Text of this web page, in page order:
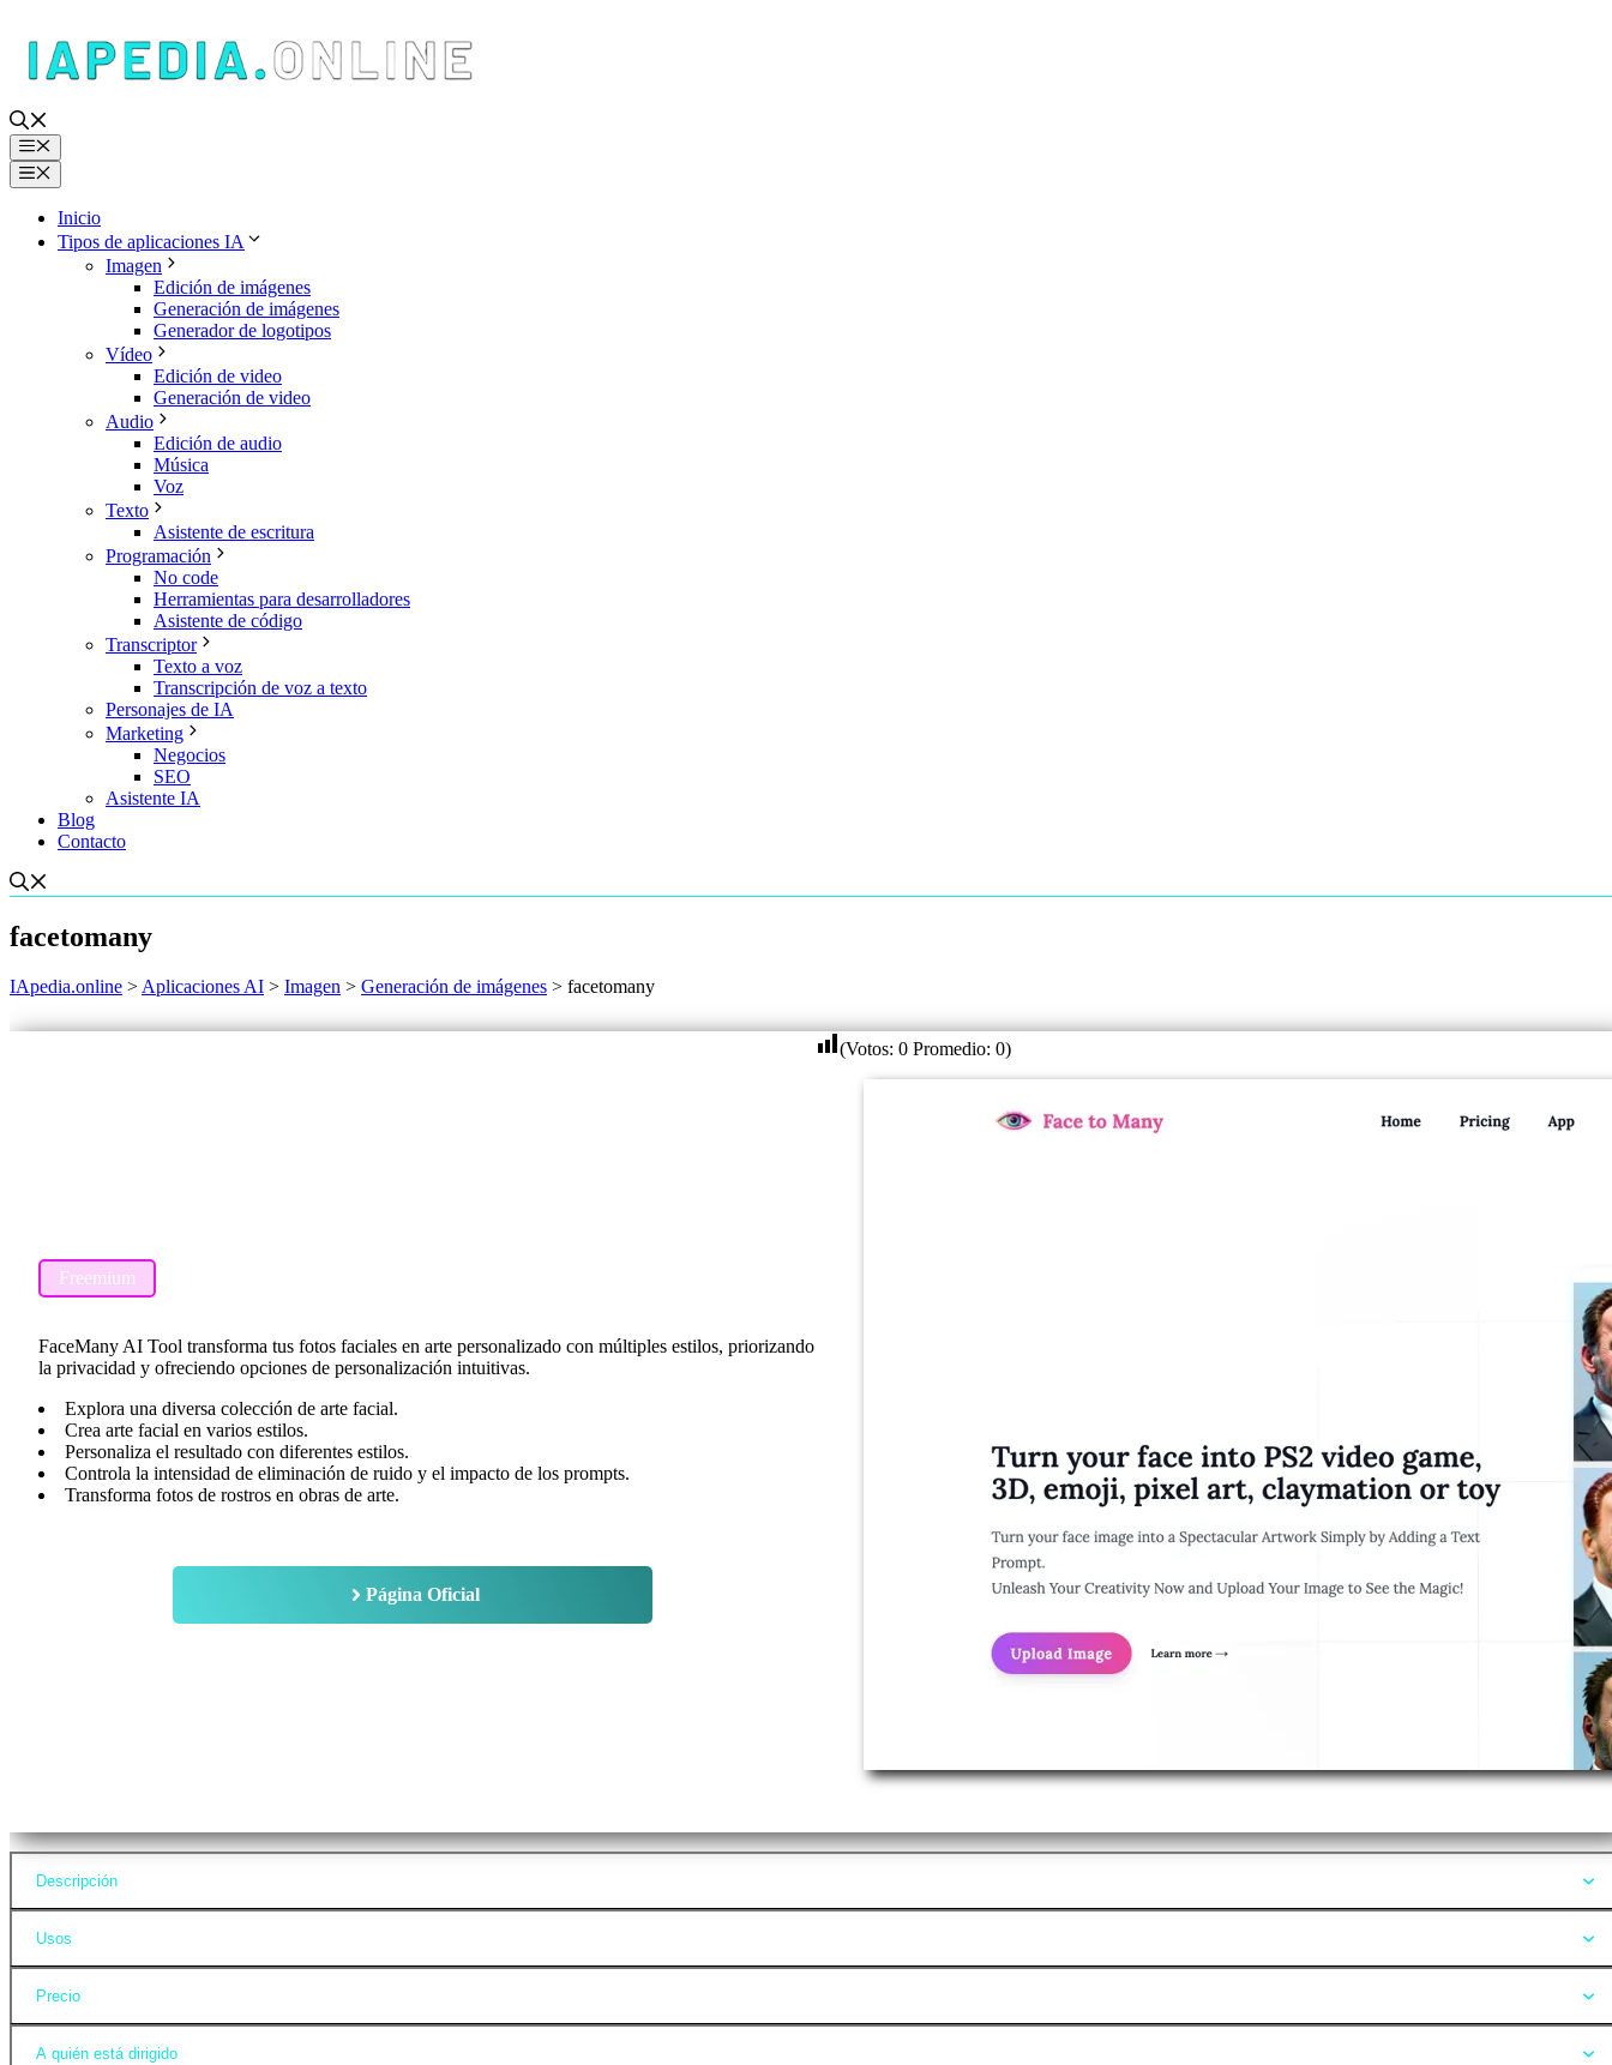
contenido
Menú
Menú
Inicio
Tipos de aplicaciones IA
Imagen
Edición de imágenes
Generación de imágenes
Generador de logotipos
Vídeo
Edición de video
Generación de video
Audio
Edición de audio
Música
Voz
Texto
Asistente de escritura
Programación
No code
Herramientas para desarrolladores
Asistente de código
Transcriptor
Texto a voz
Transcripción de voz a texto
Personajes de IA
Marketing
Negocios
SEO
Asistente IA
Blog
Contacto
facetomany
IApedia.online >Aplicaciones AI > Imagen > Generación de imágenes > facetomany
Freemium
FaceMany AI Tool transforma tus fotos faciales en arte personalizado con múltiples estilos, priorizando
la privacidad y ofreciendo opciones de personalización intuitivas.
Explora una diversa colección de arte facial.
Crea arte facial en varios estilos.
Personaliza el resultado con diferentes estilos.
Controla la intensidad de eliminación de ruido y el impacto de los prompts.
Transforma fotos de rostros en obras de arte.
Página Oficial
(Votos: 0 Promedio: 0)
Descripción
Usos
Precio
A quién está dirigido